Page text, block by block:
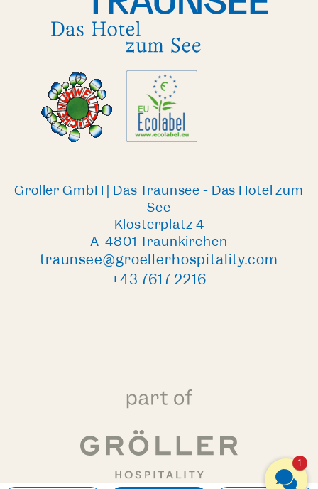
Gröller GmbH | Das Traunsee - Das Hotel zum
See
Klosterplatz 4
A-4801 Traunkirchen
traunsee@groellerhospitality.com
+43 7617 2216
1